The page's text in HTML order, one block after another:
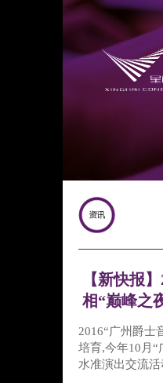
【新快报
相“巅峰之
2016“广州爵士
培育,今年10月
水准演出交流活